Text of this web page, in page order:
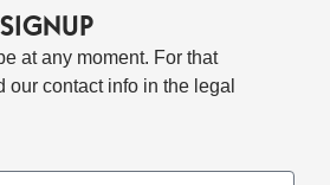
at any moment. For that
our contact info in the legal